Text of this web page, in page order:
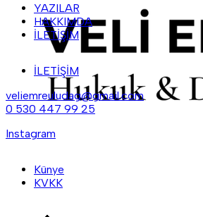
YAZILAR
HAKKIMDA
İLETİŞİM
İLETİŞİM
veliemreuludag@gmail.com
0 530 447 99 25
Instagram
Künye
KVKK